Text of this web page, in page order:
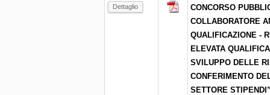
Dettaglio
CONCORSO
COLLABORATORE
QUALIFICAZIONE -
ELEVATA
SVILUPPO DELLE
CONFERIMENTO
SETTORE